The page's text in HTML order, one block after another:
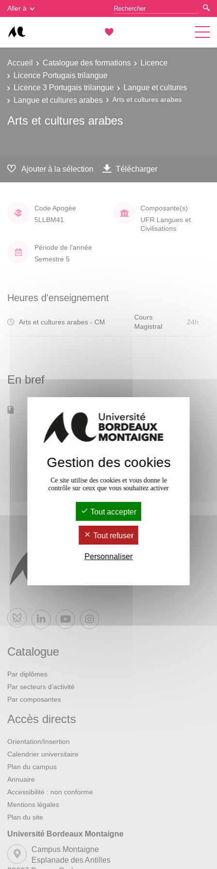
Aller à
Accueil Catalogue des formations
Licence
Licence Portugais trilangue
Licence 3 Portugais trilangue
Langue et cultures
Langue et cultures arabes
Arts et cultures arabes
Arts et cultures arabes
Ajouter à la sélection Télécharger
Code Apogée
5LLBM41
Composante(s)
UFR Langues et
Civilisations
Période de l'année
Semestre 5
Heures d'enseignement
Arts et cultures arabes - CM
Cours
Magistral
24h
En bref
Accessible à distance
Bluesky
Catalogue
Par diplômes
Par secteurs d’activité
Par composantes
Accès directs
Orientation/Insertion
Calendrier universitaire
Plan du campus
Annuaire
Accessibilité : non conforme
Mentions légales
Plan du site
Université Bordeaux Montaigne
Campus Montaigne
Esplanade des Antilles
Gestion des cookies
Gestion des cookies
Ce site utilise des cookies et vous donne le
contrôle sur ceux que vous souhaitez activer
Tout accepter
Tout refuser
Personnaliser